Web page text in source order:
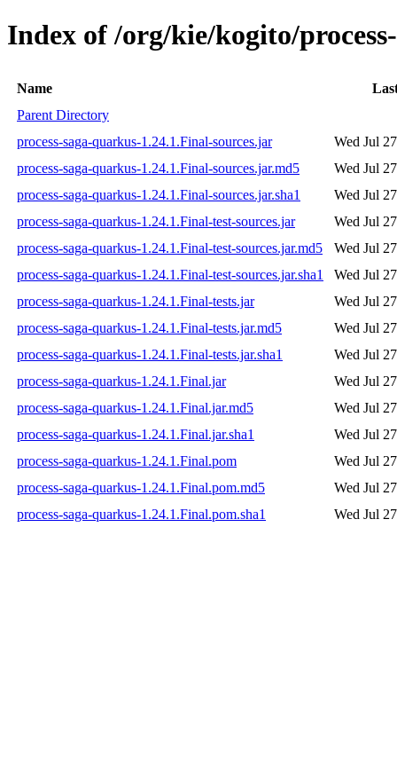
Index of /org/kie/kogito/
Name
Parent Directory
process-saga-quarkus-1.24.1.Final-sources.jar
Wed Jul
process-saga-quarkus-1.24.1.Final-sources.jar.md5
Wed Jul
process-saga-quarkus-1.24.1.Final-sources.jar.sha1
Wed Jul
process-saga-quarkus-1.24.1.Final-test-sources.jar
Wed Jul
process-saga-quarkus-1.24.1.Final-test-sources.jar.md5
Wed Jul
process-saga-quarkus-1.24.1.Final-test-sources.jar.sha1
Wed Jul
process-saga-quarkus-1.24.1.Final-tests.jar
Wed Jul
process-saga-quarkus-1.24.1.Final-tests.jar.md5
Wed Jul
process-saga-quarkus-1.24.1.Final-tests.jar.sha1
Wed Jul
process-saga-quarkus-1.24.1.Final.jar
Wed Jul
process-saga-quarkus-1.24.1.Final.jar.md5
Wed Jul
process-saga-quarkus-1.24.1.Final.jar.sha1
Wed Jul
process-saga-quarkus-1.24.1.Final.pom
Wed Jul
process-saga-quarkus-1.24.1.Final.pom.md5
Wed Jul
process-saga-quarkus-1.24.1.Final.pom.sha1
Wed Jul